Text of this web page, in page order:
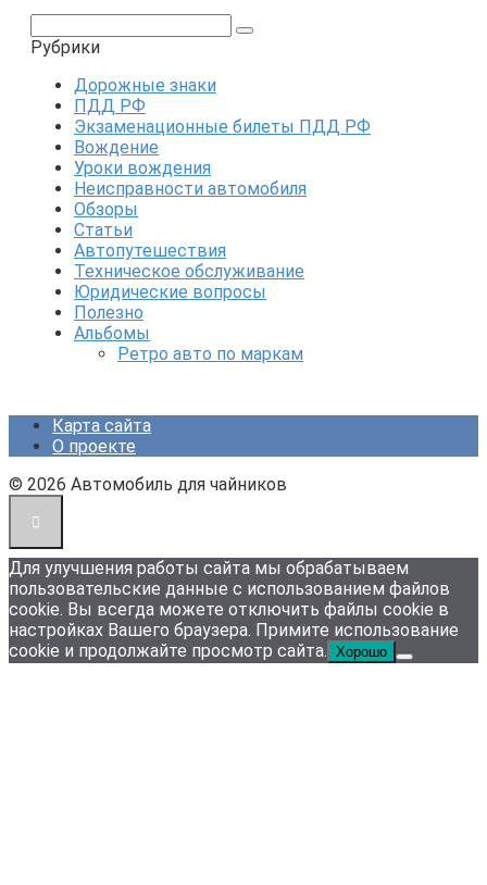
Рубрики
Дорожные знаки
ПДД РФ
Экзаменационные билеты ПДД РФ
Вождение
Уроки вождения
Неисправности автомобиля
Обзоры
Статьи
Автопутешествия
Техническое обслуживание
Юридические вопросы
Полезно
Альбомы
Ретро авто по маркам
Карта сайта
О проекте
© 2026 Автомобиль для чайников
Для улучшения работы сайта мы обрабатываем
пользовательские данные с использованием файлов
cookie. Вы всегда можете отключить файлы cookie в
настройках Вашего браузера. Примите использование
cookie и продолжайте просмотр сайта. Хорошо